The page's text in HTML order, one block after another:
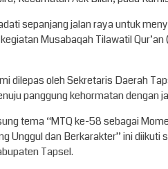
sepanjang jalan raya untuk
Musabaqah Tilawatil
dilepas oleh Sekretaris Daerah
panggung kehormatan dengan
tema “MTQ ke-58 sebagai
Unggul dan Berkarakter” ini
Tapsel.